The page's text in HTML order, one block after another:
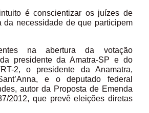
é conscientizar os juízes de
da necessidade de que participem
na abertura da votação
presidente da Amatra-SP e do
2, o presidente da Anamatra,
e o deputado federal
autor da Proposta de Emenda
2012, que prevê eleições diretas